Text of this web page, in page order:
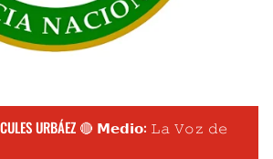
URBÁEZ 🔴 𝗠𝗲𝗱𝗶𝗼: 𝙻𝚊 𝚅𝚘𝚣 𝚍𝚎